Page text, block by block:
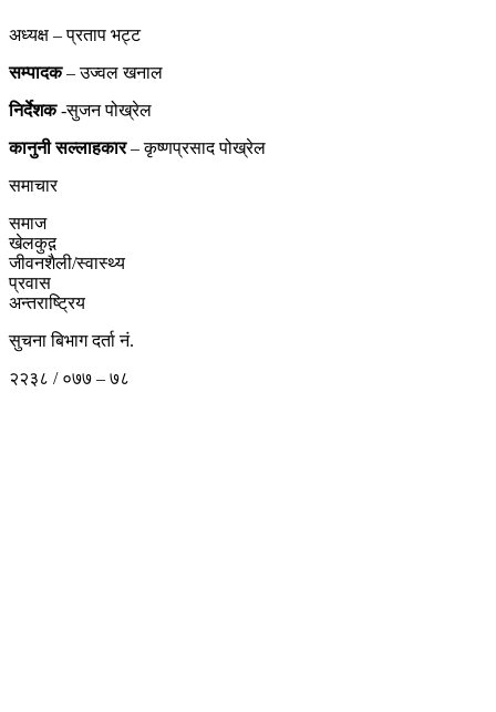
अध्यक्ष – प्रताप भट्ट
सम्पादक– उज्वल खनाल
निर्देशक-सुजन पोख्रेल
कानुनी सल्लाहकार– कृष्णप्रसाद पोख्रेल
समाचार
समाज
खेलकुद़़
जीवनशैली/स्वास्थ्य
प्रवास
अन्तराष्ट्रिय
सुचना बिभाग दर्ता नं.
२२३८ / ०७७ – ७८